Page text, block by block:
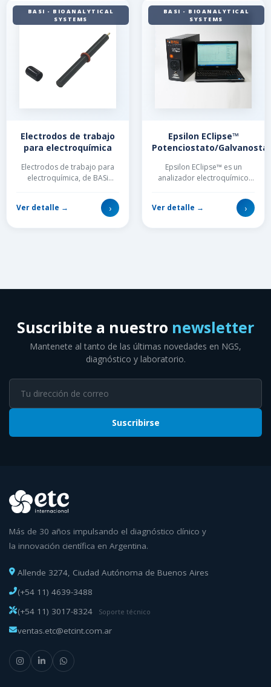
BASI - BIOANALYTICAL
SYSTEMS
Electrodos de trabajo
para electroquímica
Electrodos de trabajo para
electroquímica, de BASi
variedad de modelos,
materiales y form...
Ver detalle → ›
BASI - BIOANALYTICAL
SYSTEMS
Epsilon EClipse™
Potenciostato/
Epsilon EClipse™ es un
analizador electroquímico
con un segundo electrodo de
tra...
Ver detalle → ›
Suscribite a nuestro newsletter
Mantenete al tanto de las últimas novedades en NGS,
diagnóstico y laboratorio.
Suscribirse
Más de 30 años impulsando el diagnóstico clínico y
la innovación científica en Argentina.
Allende 3274, Ciudad Autónoma de Buenos Aires
(+54 11) 4639-3488
(+54 11) 3017-8324
Soporte técnico
ventas.etc@etcint.com.ar